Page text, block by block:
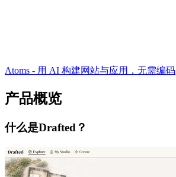
Atoms - 用 AI 构建网站与应用，无需编码
产品概览
什么是Drafted？